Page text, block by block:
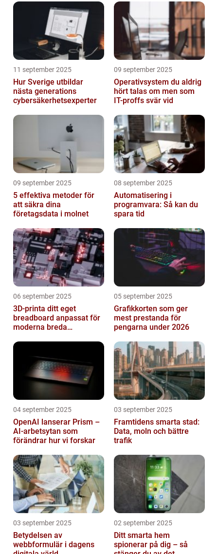
11 september 2025
Hur Sverige utbildar
nästa generations
cybersäkerhetsexperter
09 september 2025
Operativsystem du aldrig
hört talas om men som
IT-proffs svär vid
09 september 2025
5 effektiva metoder för
att säkra dina
företagsdata i molnet
08 september 2025
Automatisering i
programvara: Så kan du
spara tid
06 september 2025
3D-printa ditt eget
breadboard anpassat för
moderna breda
05 september 2025
Grafikkorten som ger
mest prestanda för
pengarna under 2026
04 september 2025
OpenAI lanserar Prism –
AI-arbetsytan som
förändrar hur vi forskar
03 september 2025
Framtidens smarta stad:
Data, moln och bättre
trafik
03 september 2025
Betydelsen av
webbformulär i dagens
02 september 2025
Ditt smarta hem
spionerar på dig – så